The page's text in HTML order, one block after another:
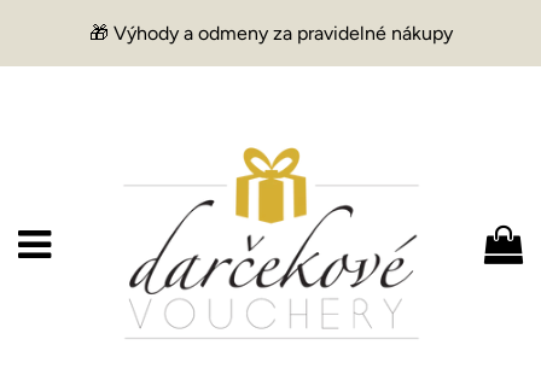
🎁 Výhody a odmeny za pravidelné nákupy
Menu